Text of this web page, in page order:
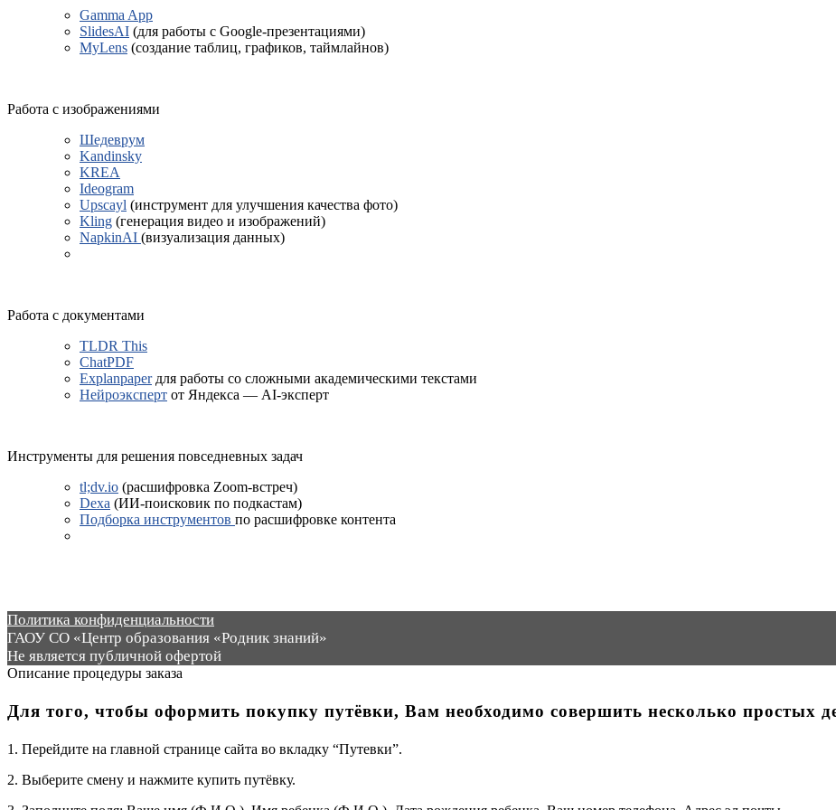
Gamma App
SlidesAI (для работы с Google-презентациями)
MyLens (создание таблиц, графиков, таймлайнов)
Работа с изображениями
Шедеврум
Kandinsky
KREA
Ideogram
Upscayl (инструмент для улучшения качества фото)
Kling (генерация видео и изображений)
NapkinAI (визуализация данных)
Работа с документами
TLDR This
ChatPDF
Explanpaperдля работы со сложными академическими текстами
Нейроэксперт от Яндекса — AI-эксперт
Инструменты для решения повседневных задач
tl;dv.io (расшифровка Zoom-встреч)
Dexa (ИИ-поисковик по подкастам)
Подборка инструментов по расшифровке контента
Политика конфиденциальности
ГАОУ СО «Центр образования «Родник знаний»
Не является публичной офертой
Описание процедуры заказа
Для того, чтобы оформить покупку путёвки, Вам необходимо совершить несколько простых
1. Перейдите на главной странице сайта во вкладку “Путевки”.
2. Выберите смену и нажмите купить путёвку.